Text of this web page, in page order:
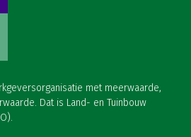
met meerwaarde,
Dat is Land- en Tuinbouw